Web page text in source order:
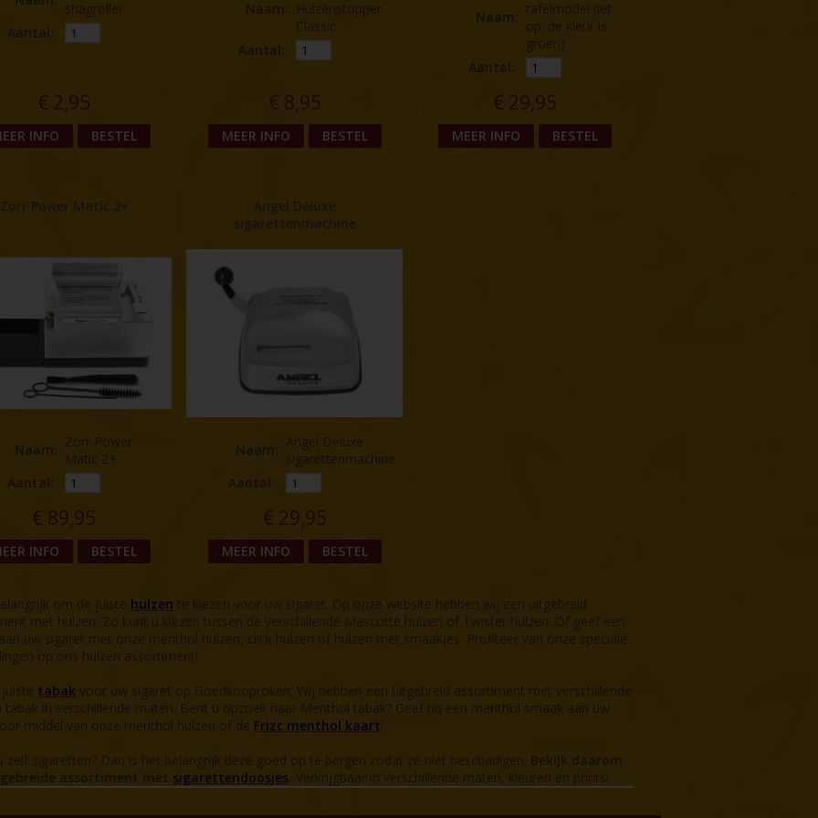
shagroller
Aantal:
€ 2,95
INFO BESTEL
Naam:
Hulzenstopper
Classic
Aantal:
€ 8,95
MEER INFO BESTEL
Naam: tafelmodel (let
op: de kleur is
groen)
Aantal:
€ 29,95
MEER INFO BESTEL
Zorr Power Matic 2+
Naam: Zorr Power
Matic 2+
Aantal:
€ 89,95
INFO BESTEL
Angel Deluxe
sigarettenmachine
Naam: Angel Deluxe
sigarettenmachine
Aantal:
€ 29,95
MEER INFO BESTEL
om de juiste hulzen te kiezen voor uw sigaret. Op onze website hebben wij een uitgebreid
met hulzen. Zo kunt u kiezen tussen de verschillende Mascotte hulzen of Twister hulzen. Of geef een
uw sigaret met onze menthol hulzen, click hulzen of hulzen met smaakjes. Profiteer van onze speciale
op ons hulzen assortiment!
tabak voor uw sigaret op Goedkooproken. Wij hebben een uitgebreid assortiment met verschillende
tabak in verschillende maten. Bent u opzoek naar Menthol tabak? Geef nu een menthol smaak aan uw
middel van onze menthol hulzen of de Frizc menthol kaart!
zelf sigaretten? Dan is het belangrijk deze goed op te bergen zodat ze niet beschadigen. Bekijk daarom
assortiment met sigarettendoosjes. Verkrijgbaar in verschillende maten, kleuren en prints!